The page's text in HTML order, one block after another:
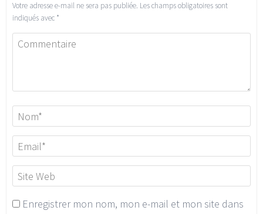
Votre adresse e-mail ne sera pas publiée. Les champs obligatoires sont
indiqués avec *
Enregistrer mon nom, mon e-mail et mon site dans